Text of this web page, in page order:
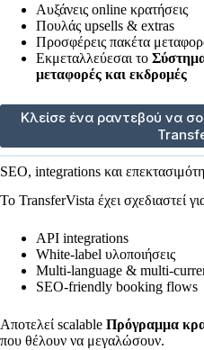
Αυξάνεις online κρατήσεις
Πουλάς upsells & extras
Προσφέρεις πακέτα
Εκμεταλλεύεσαι το
μεταφορές και εκδρομές
Κλείσε ένα ραντεβού να
SEO, integrations και
Το TransferVista έχει σχεδιαστεί
API integrations
White-label υλοποιήσεις
Multi-language & multi-
SEO-friendly booking flows
Αποτελεί scalable Πρόγραμμα
που θέλουν να μεγαλώσουν.